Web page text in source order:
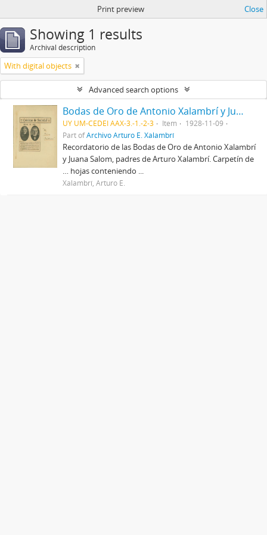
Print preview Close
Showing 1 results
Archival description
With digital objects
Advanced search options
Bodas de Oro de Antonio Xalambrí y Juana Salom
UY UM-CEDEI AAX-3.-1.-2-3 Item
1928-11-09
Part ofArchivo Arturo E. Xalambrí
Recordatorio de las Bodas de Oro de Antonio Xalambrí
y Juana Salom, padres de Arturo Xalambrí. Carpetín de
… hojas conteniendo ...
Xalambrí, Arturo E.